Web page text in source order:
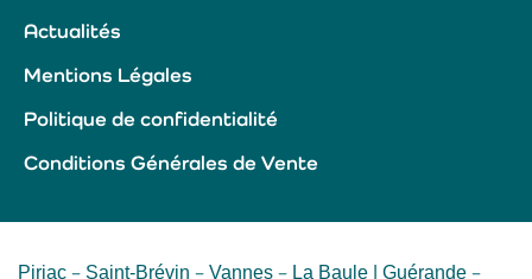
Actualités
Mentions Légales
Politique de confidentialité
Conditions Générales de Vente
Piriac – Saint-Brévin – Vannes – La Baule | Guérande –